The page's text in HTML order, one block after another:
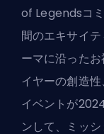
of Legendsコ
間のエキサイ
ーマに沿った
イヤーの創造性
イベントが
ンして、ミッ